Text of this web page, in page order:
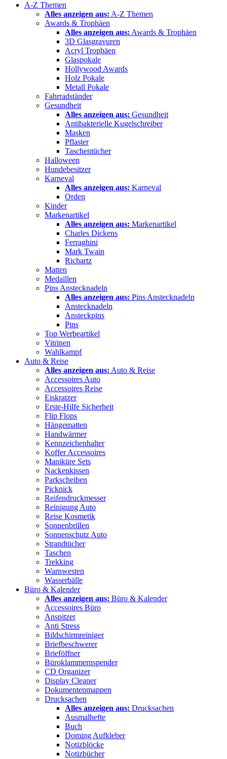
A-Z Themen
Alles anzeigen aus: A-Z Themen
Awards & Trophäen
Alles anzeigen aus: Awards & Trophäen
3D Glasgravuren
Acryl Trophäen
Glaspokale
Hollywood Awards
Holz Pokale
Metall Pokale
Fahrradständer
Gesundheit
Alles anzeigen aus: Gesundheit
Antibakterielle Kugelschreiber
Masken
Pflaster
Taschentücher
Halloween
Hundebesitzer
Karneval
Alles anzeigen aus: Karneval
Orden
Kinder
Markenartikel
Alles anzeigen aus: Markenartikel
Charles Dickens
Ferraghini
Mark Twain
Richartz
Matten
Medaillen
Pins Anstecknadeln
Alles anzeigen aus: Pins Anstecknadeln
Anstecknadeln
Ansteckpins
Pins
Top Werbeartikel
Vitrinen
Wahlkampf
Auto & Reise
Alles anzeigen aus: Auto & Reise
Accessoires Auto
Accessoires Reise
Eiskratzer
Erste-Hilfe Sicherheit
Flip Flops
Hängematten
Handwärmer
Kennzeichenhalter
Koffer Accessoires
Maniküre Sets
Nackenkissen
Parkscheiben
Picknick
Reifendruckmesser
Reinigung Auto
Reise Kosmetik
Sonnenbrillen
Sonnenschutz Auto
Strandtücher
Taschen
Trekking
Warnwesten
Wasserbälle
Büro & Kalender
Alles anzeigen aus: Büro & Kalender
Accessoires Büro
Anspitzer
Anti Stress
Bildschirmreiniger
Briefbeschwerer
Brieföffner
Büroklammernspender
CD Organizer
Display Cleaner
Dokumentenmappen
Drucksachen
Alles anzeigen aus: Drucksachen
Ausmalhefte
Buch
Doming Aufkleber
Notizblöcke
Notizbücher